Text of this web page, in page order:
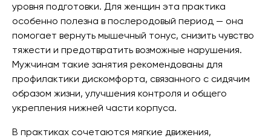
уровня подготовки. Для женщин эта практика
особенно полезна в послеродовый период — она
помогает вернуть мышечный тонус, снизить чувство
тяжести и предотвратить возможные нарушения.
Мужчинам такие занятия рекомендованы для
профилактики дискомфорта, связанного с сидячим
образом жизни, улучшения контроля и общего
укрепления нижней части корпуса.
В практиках сочетаются мягкие движения,